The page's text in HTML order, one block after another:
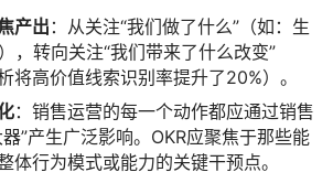
产出 ：从关注“我们做了什么”（如：生
，转向关注“我们带来了什么改变”
将高价值线索识别率提升了20%）。
：销售运营的每一个动作都应通过销售
”产生广泛影响。OKR应聚焦于那些能
体行为模式或能力的关键干预点。